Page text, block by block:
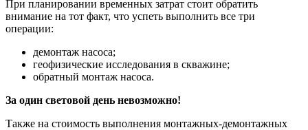
При планировании временных затрат стоит обратить
внимание на тот факт, что успеть выполнить все три
операции:
демонтаж насоса;
геофизические исследования в скважине;
обратный монтаж насоса.
За один световой день невозможно!
Также на стоимость выполнения монтажных-демонтажных